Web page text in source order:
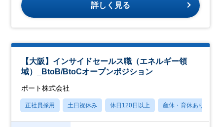
詳しく見る
【大阪】インサイドセールス職（エネルギー領
域）_BtoB/BtoCオープンポジション
ポート株式会社
正社員採用 土日祝休み 休日120日以上 産休・育休あり